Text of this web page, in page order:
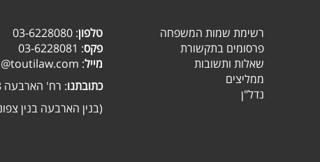
רשימת שמות המשפחה
פרסומים בתקשורת
שאלות ותשובות
ממליצים
נדל"ן
טלפון:
03-6228080
פקס: 03-6228081
מייל: info@toutilaw.com
כתובתנו: רח' הארבעה 28, תל אביב.
(בנין הארבעה בנין